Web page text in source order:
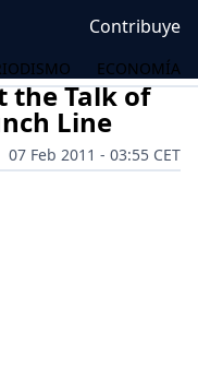
Contribuye
ECONOMÍA
the Talk of
Line
07 Feb 2011 - 03:55 CET